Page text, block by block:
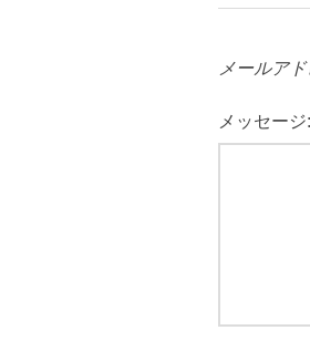
メールア
メッセージ: